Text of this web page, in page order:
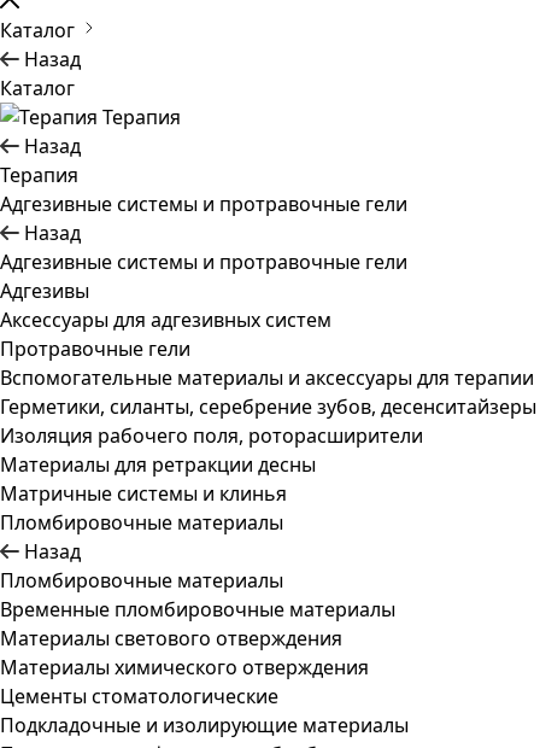
Каталог
Назад
Каталог
Терапия
Назад
Терапия
Адгезивные системы и протравочные гели
Назад
Адгезивные системы и протравочные гели
Адгезивы
Аксессуары для адгезивных систем
Протравочные гели
Вспомогательные материалы и аксессуары для терапии
Герметики, силанты, серебрение зубов, десенситайзеры
Изоляция рабочего поля, роторасширители
Материалы для ретракции десны
Матричные системы и клинья
Пломбировочные материалы
Назад
Пломбировочные материалы
Временные пломбировочные материалы
Материалы светового отверждения
Материалы химического отверждения
Цементы стоматологические
Подкладочные и изолирующие материалы